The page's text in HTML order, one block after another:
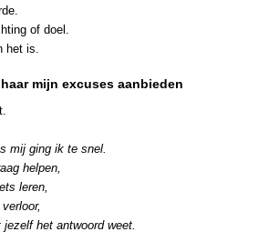
of doel.
het is.
mijn excuses aanbieden
mij ging ik te snel.
helpen,
leren,
het antwoord weet.